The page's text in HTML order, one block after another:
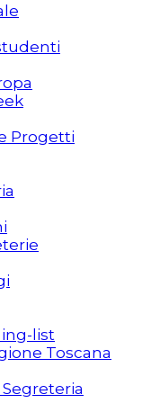
Progetti
list
Toscana
Segreteria